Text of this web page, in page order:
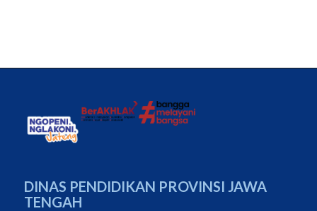
DINAS PENDIDIKAN PROVINSI JAWA
TENGAH